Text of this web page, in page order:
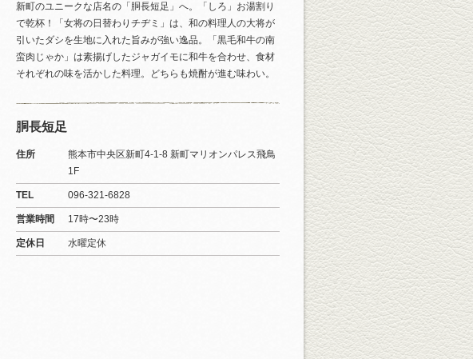
新町のユニークな店名の「胴長短足」へ。「しろ」お湯割り
で乾杯！「女将の日替わりチヂミ」は、和の料理人の大将が
引いたダシを生地に入れた旨みが強い逸品。「黒毛和牛の南
蛮肉じゃか」は素揚げしたジャガイモに和牛を合わせ、食材
それぞれの味を活かした料理。どちらも焼酎が進む味わい。
胴長短足
住所
熊本市中央区新町4-1-8 新町マリオンパレス飛鳥
1F
TEL 096-321-6828
営業時間 17時〜23時
定休日 水曜定休